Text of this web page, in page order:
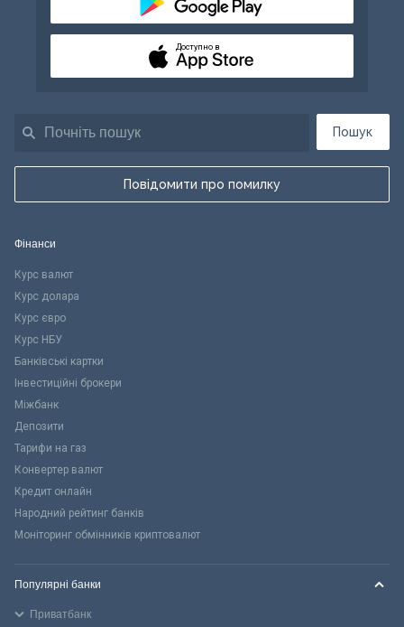
Пошук
Повідомити про помилку
Доступно в
Фінанси
Курс валют
Курс долара
Курс євро
Курс НБУ
Банківські картки
Інвестиційні брокери
Міжбанк
Депозити
Тарифи на газ
Конвертер валют
Кредит онлайн
Народний рейтинг банків
Моніторинг обмінників криптовалют
Популярні банки
Приватбанк